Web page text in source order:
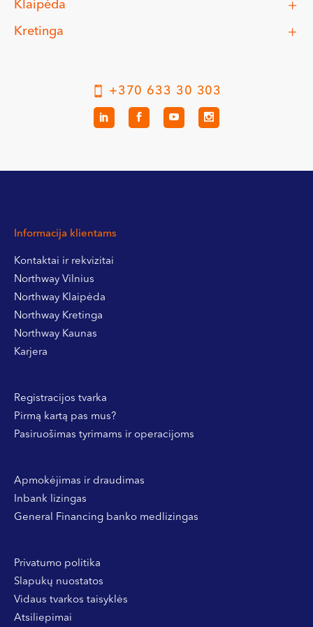
Klaipėda
Kretinga
+370 633 30 303
Informacija klientams
Kontaktai ir rekvizitai
Northway Vilnius
Northway Klaipėda
Northway Kretinga
Northway Kaunas
Karjera
Registracijos tvarka
Pirmą kartą pas mus?
Pasiruošimas tyrimams ir operacijoms
Apmokėjimas ir draudimas
Inbank lizingas
General Financing banko medlizingas
Privatumo politika
Slapukų nuostatos
Vidaus tvarkos taisyklės
Atsiliepimai